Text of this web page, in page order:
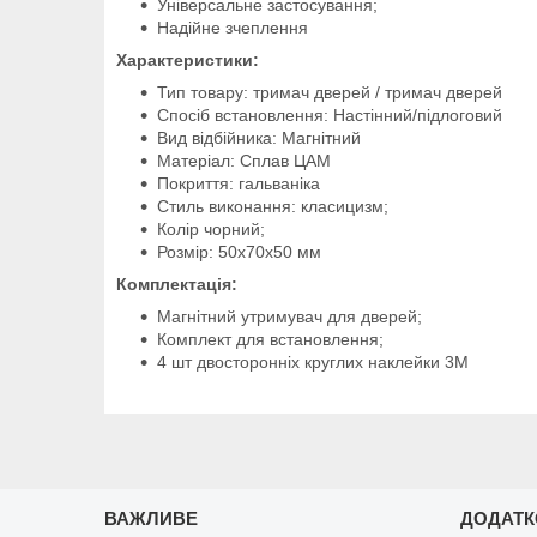
Універсальне застосування;
Надійне зчеплення
Характеристики:
Тип товару: тримач дверей / тримач дверей
Спосіб встановлення: Настінний/підлоговий
Вид відбійника: Магнітний
Матеріал: Сплав ЦАМ
Покриття: гальваніка
Стиль виконання: класицизм;
Колір чорний;
Розмір: 50х70х50 мм
Комплектація:
Магнітний утримувач для дверей;
Комплект для встановлення;
4 шт двосторонніх круглих наклейки 3М
ВАЖЛИВЕ